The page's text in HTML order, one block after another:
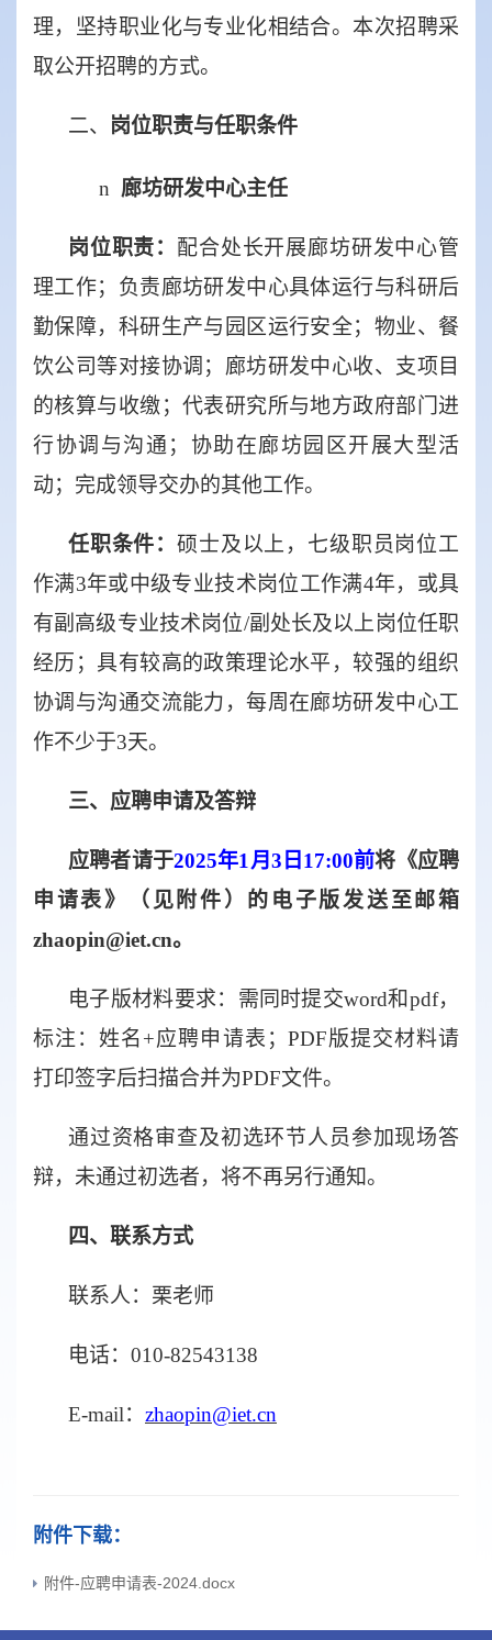
理，坚持职业化与专业化相结合。本次招聘采
取公开招聘的方式。
二、 岗位职责与任职条件
n 廊坊研发中心主任
岗位职责： 配合处长开展廊坊研发中心管
理工作；负责廊坊研发中心具体运行与科研后
勤保障，科研生产与园区运行安全；物业、餐
饮公司等对接协调；廊坊研发中心收、支项目
的核算与收缴；代表研究所与地方政府部门进
行协调与沟通；协助在廊坊园区开展大型活
动；完成领导交办的其他工作。
任职条件：硕士及以上，七级职员岗位工
作满3年或中级专业技术岗位工作满4年，或具
有副高级专业技术岗位/副处长及以上岗位任职
经历；具有较高的政策理论水平，较强的组织
协调与沟通交流能力，每周在廊坊研发中心工
作不少于3天。
三、应聘申请及答辩
应聘者请于2025年1 月3 日 17:00前将《应聘
申请表》（见附件）的电子版发送至邮箱
zhaopin@iet.cn。
电子版材料要求：需同时提交word和pdf，
标注：姓名+应聘申请表； PDF版提交材料请
打印签字后扫描合并为PDF文件。
通过资格审查及初选环节人员参加现场答
辩， 未通过初选者，将不再另行通知。
四、联系方式
联系人：栗老师
电话： 010-82543138
E-mail： zhaopin@iet.cn
附件下载：
附件-应聘申请表-2024.docx